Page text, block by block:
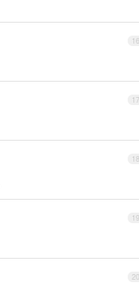
16
17
18
19
20